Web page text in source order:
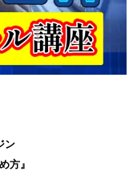
ン
方』